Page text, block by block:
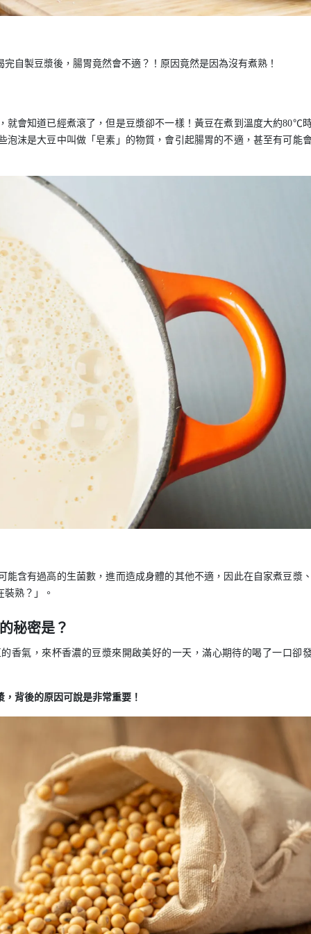
自製豆漿後，腸胃竟然會不適？！原因竟然是因為沒有煮熟！
就會知道已經煮滾了，但是豆漿卻不一樣！黃豆在煮到溫度大約80℃
泡沫是大豆中叫做「皂素」的物質，會引起腸胃的不適，甚至有可能
能含有過高的生菌數，進而造成身體的其他不適，因此在自家煮豆漿
熟？」。
秘密是？
香氣，來杯香濃的豆漿來開啟美好的一天，滿心期待的喝了一口卻
背後的原因可說是非常重要！